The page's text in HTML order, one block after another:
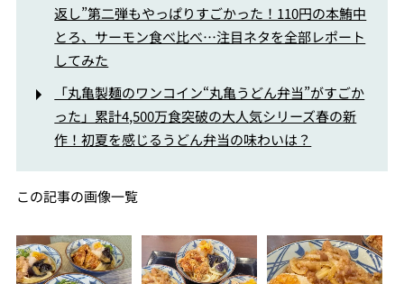
返し”第二弾もやっぱりすごかった！110円の本鮪中
とろ、サーモン食べ比べ…注目ネタを全部レポート
してみた
「丸亀製麺のワンコイン“丸亀うどん弁当”がすごか
った」累計4,500万食突破の大人気シリーズ春の新
作！初夏を感じるうどん弁当の味わいは？
この記事の画像一覧